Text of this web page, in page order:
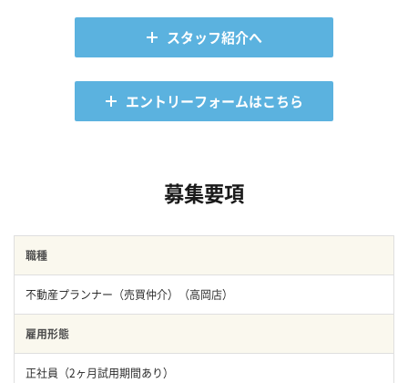
スタッフ紹介へ
エントリーフォームはこちら
募集要項
職種
不動産プランナー（売買仲介）（高岡店）
雇用形態
正社員（2ヶ月試用期間あり）